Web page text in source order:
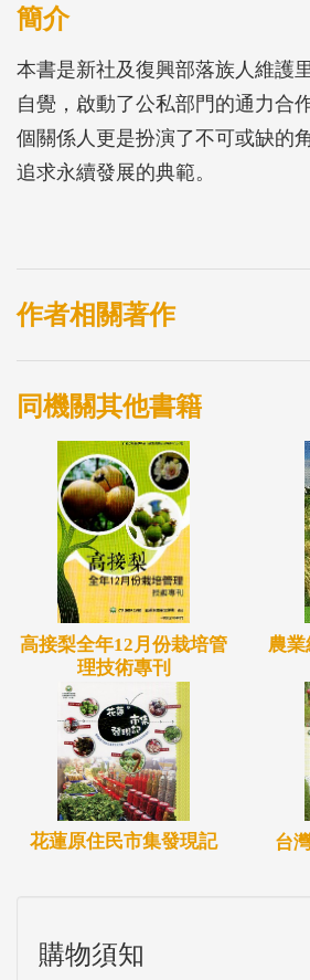
簡介
本書是新社及復興部落族人維護
自覺，啟動了公私部門的通力合
個關係人更是扮演了不可或缺的
追求永續發展的典範。
作者相關著作
同機關其他書籍
高接梨全年12月份栽培管
理技術專刊
農
花蓮原住民市集發現記 台
購物須知